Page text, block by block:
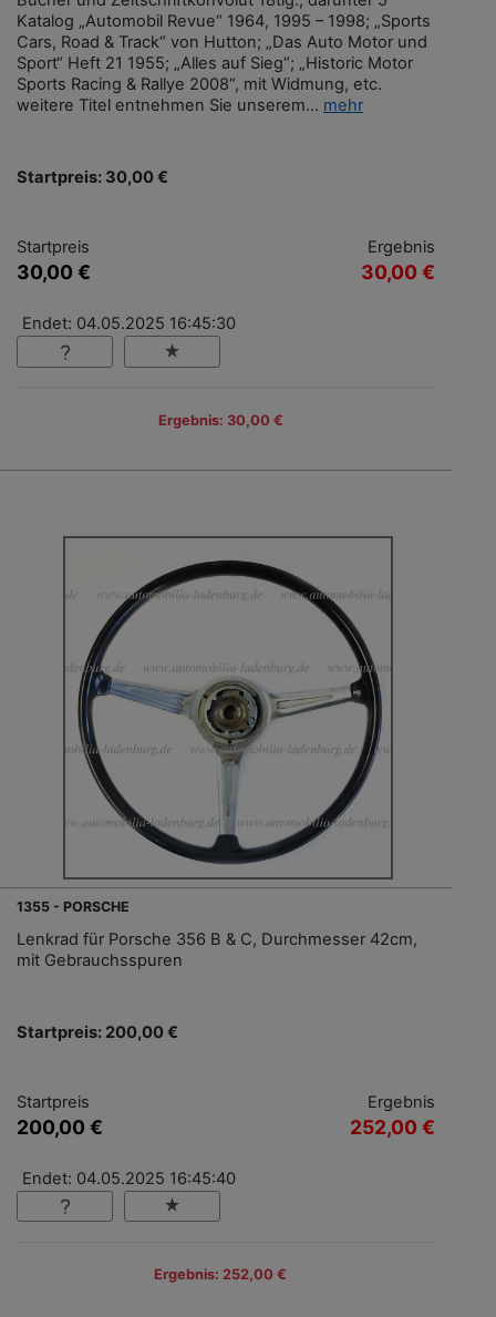
Katalog „Automobil Revue“ 1964, 1995 – 1998; „Sports
Cars, Road & Track“ von Hutton; „Das Auto Motor und
Sport“ Heft 21 1955; „Alles auf Sieg“; „Historic Motor
Sports Racing & Rallye 2008“, mit Widmung, etc.
weitere Titel entnehmen Sie unserem... mehr
Startpreis: 30,00 €
Startpreis
30,00 €
Ergebnis
30,00 €
Endet: 04.05.2025 16:45:30
Ergebnis: 30,00 €
1355 - PORSCHE
Lenkrad für Porsche 356 B & C, Durchmesser 42cm,
mit Gebrauchsspuren
Startpreis: 200,00 €
Startpreis
200,00 €
Ergebnis
252,00 €
Endet: 04.05.2025 16:45:40
Ergebnis: 252,00 €